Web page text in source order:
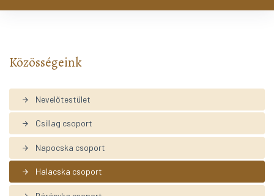
Közösségeink
arrow_forward Nevelőtestület
arrow_forward Csillag csoport
arrow_forward Napocska csoport
arrow_forward Halacska csoport